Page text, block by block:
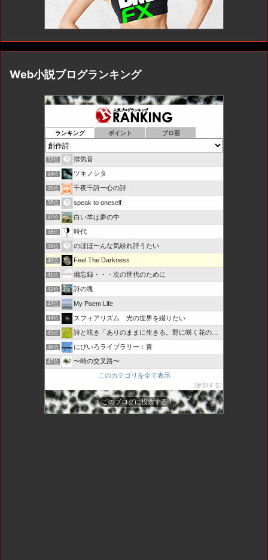
Web小説ブログランキング
ランキング ポイント ブロ画
33位 排気音
34位 ツキノシタ
35位 千夜千詩ー心の詩
36位 speak to oneself
37位 白い羊は夢の中
38位 時代
39位 のほほ〜んな気紛れ詩うたい
40位 Feel The Darkness
41位 備忘録・・・次の世代のために
42位 詩の塊
43位 My Poem Life
44位 スフィアリズム 光の世界を綴りたい
45位 詩と呟き「ありのままに生きる。野に咲く花のように・・・」
46位 にびいろライブラリー：青
47位
〜時の交叉路〜
このカテゴリを全て表示
参加する
このブログに投票する